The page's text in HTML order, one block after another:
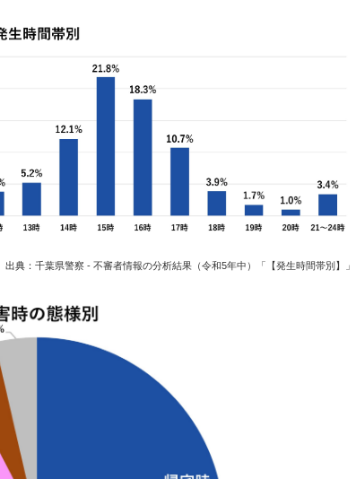
出典： 千葉県警察 - 不審者情報の分析結果（令和5年中）「【発生時間帯別】」